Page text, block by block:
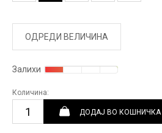
ОДРЕДИ ВЕЛИЧИНА
Залихи
Количина:
ДОДАЈ ВО КОШНИЧКА